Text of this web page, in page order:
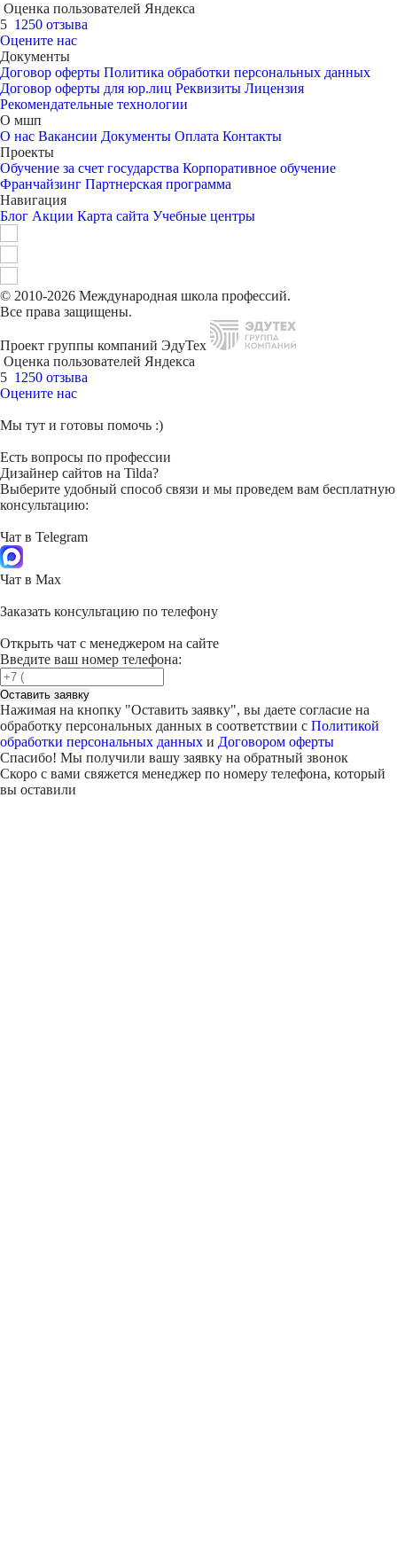
Оценка пользователей Яндекса
5 1250 отзыва
Оцените нас
Документы
Договор оферты Политика обработки персональных данных
Договор оферты для юр.лиц Реквизиты Лицензия
Рекомендательные технологии
О мшп
О нас Вакансии Документы Оплата Контакты
Проекты
Обучение за счет государства Корпоративное обучение
Франчайзинг Партнерская программа
Навигация
Блог Акции Карта сайта Учебные центры
© 2010-2026 Международная школа профессий.
Все права защищены.
Проект группы компаний ЭдуТех
Оценка пользователей Яндекса
5 1250 отзыва
Оцените нас
Мы тут и готовы помочь :)
Есть вопросы по профессии
Дизайнер сайтов на Tilda?
Выберите удобный способ связи и мы проведем вам бесплатную
консультацию:
Чат в Telegram
Чат в Max
Заказать консультацию по телефону
Открыть чат с менеджером на сайте
Введите ваш номер телефона:
Оставить заявку
Нажимая на кнопку "Оставить заявку", вы даете согласие на
обработку персональных данных в соответствии с Политикой
обработки персональных данных и Договором оферты
Спасибо! Мы получили вашу заявку на обратный звонок
Скоро с вами свяжется менеджер по номеру телефона, который
вы оставили